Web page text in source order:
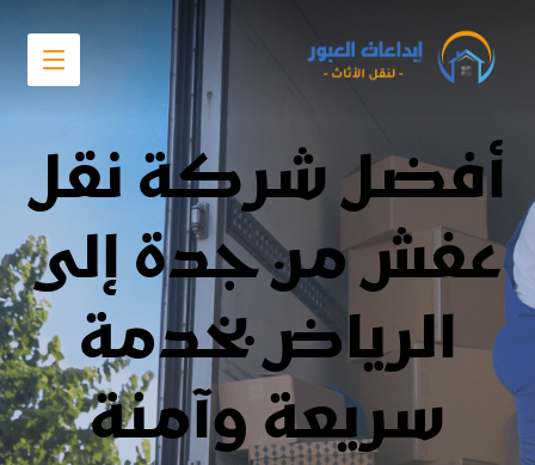
أفضل شركة نقل
عفش من جدة إلى
الرياض بخدمة
سريعة وآمنة